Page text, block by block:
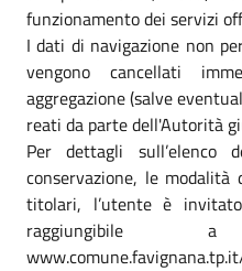
funzionamento dei servizi
I dati di navigazione non
vengono cancellati
aggregazione (salve
reati da parte dell'Autorità
Per dettagli
conservazione, le
titolari, l’utente è